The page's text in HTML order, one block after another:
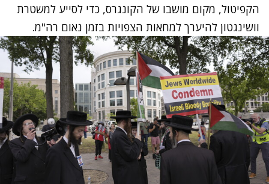
הקפיטול, מקום מושבו של הקונגרס, כדי לסייע למשטרת
וושינגטון להיערך למחאות הצפויות בזמן נאום רה"מ.